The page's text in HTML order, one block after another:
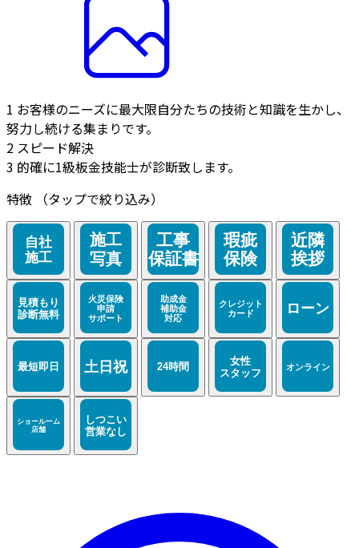
1 お客様のニーズに最大限自分たちの技術と知識を生かし、
努力し続ける集まりです。
2 スピード解決
3 的確に1級板金技能士が診断致します。
特徴
（タップで絞り込み）